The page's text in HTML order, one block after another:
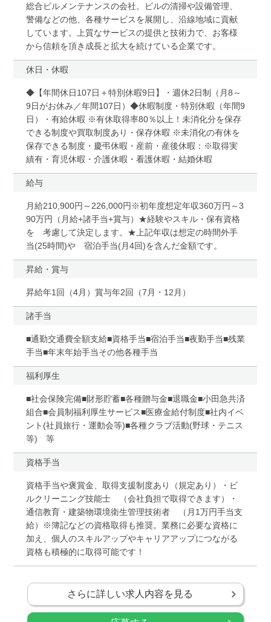
総合ビルメンテナンスの会社。ビルの清掃や設備管理、
警備などの他、各種サービスを展開し、沿線地域に貢献
しています。上質なサービスの提供と技術力で、お客様
から信頼を頂き成長と拡大を続けている企業です。
休日・休暇
◆【年間休日107日＋特別休暇9日】・週休2日制（月8～
9日がお休み／年間107日）◆休暇制度・特別休暇（年間9
日）・有給休暇 ※有休取得率80％以上！未消化分を保存
できる制度や買取制度あり・保存休暇 ※未消化の有休を
保存できる制度・慶弔休暇・産前・産後休暇：※取得実
績有・育児休暇・介護休暇・看護休暇・結婚休暇
給与
月給210,900円～226,000円※初年度想定年収360万円～3
90万円（月給+諸手当+賞与）★経験やスキル・保有資格
を 考慮して決定します。★上記年収は想定の時間外手
当(25時間)や 宿泊手当(月4回)を含んだ金額です。
昇給・賞与
昇給年1回（4月）賞与年2回（7月・12月）
諸手当
■通勤交通費全額支給■資格手当■宿泊手当■夜勤手当■残業
手当■年末年始手当その他各種手当
福利厚生
■社会保険完備■財形貯蓄■各種贈与金■退職金■小田急共済
組合■会員制福利厚生サービス■医療金給付制度■社内イベ
ント(社員旅行・運動会等)■各種クラブ活動(野球・テニス
等) 等
資格手当
資格手当や褒賞金、取得支援制度あり（規定あり）・ビ
ルクリーニング技能士 （会社負担で取得できます）・
通信教育・建築物環境衛生管理技術者 （月1万円手当支
給）※簿記などの資格取得も推奨。業務に必要な資格に
加え、個人のスキルアップやキャリアアップにつながる
資格も積極的に取得可能です！
さらに詳しい求人内容を見る